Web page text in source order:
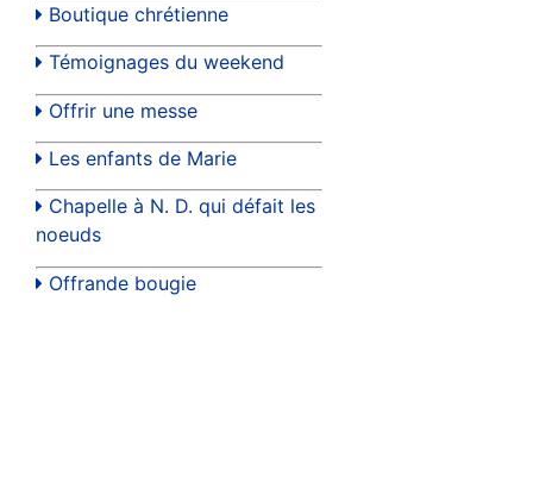
Boutique chrétienne
Témoignages du weekend
Offrir une messe
Les enfants de Marie
Chapelle à N. D. qui défait les
noeuds
Offrande bougie